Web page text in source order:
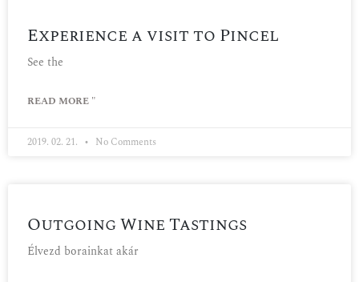
Experience a visit to Pincel
See the
READ MORE "
2019. 02. 21. No Comments
Outgoing Wine Tastings
Élvezd borainkat akár